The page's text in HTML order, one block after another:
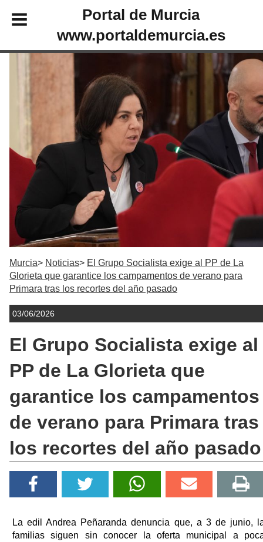
Portal de Murcia
www.portaldemurcia.es
Murcia Noticias
El Grupo Socialista exige al PP de La
Glorieta que garantice los campamentos de verano para
Primara tras los recortes del año pasado
03/06/2026
El Grupo Socialista exige al
PP de La Glorieta que
garantice los campamentos
de verano para Primara tras
los recortes del año pasado
La edil Andrea Peñaranda denuncia que, a 3 de junio,
familias siguen sin conocer la oferta municipal a